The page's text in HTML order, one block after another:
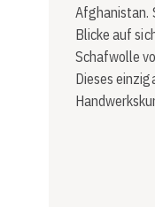
Afghanistan.
Blicke auf
Schafwolle
Dieses